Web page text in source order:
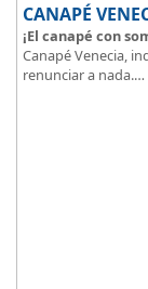
CANAPÉ
¡El canapé con
Canapé Venecia,
renunciar a nada.
Además de